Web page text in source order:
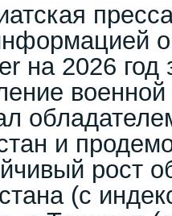
о
на 2026 год
и
рост
(с